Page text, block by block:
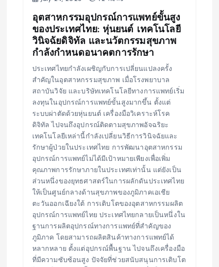
อุตสาหกรรมอุปกรณ์การแพทย์ขั้นสูง
ของประเทศไทย: หุ่นยนต์ เทคโนโลยี
วินิจฉัยดิจิทัล และนวัตกรรมสุขภาพ
กำลังกำหนดอนาคตการรักษา
ประเทศไทยกำลังเผชิญกับการเปลี่ยนแปลงครั้ง
สำคัญในอุตสาหกรรมสุขภาพ เมื่อโรงพยาบาล
สถาบันวิจัย และบริษัทเทคโนโลยีทางการแพทย์เริ่ม
ลงทุนในอุปกรณ์การแพทย์ขั้นสูงมากขึ้น ตั้งแต่
ระบบผ่าตัดด้วยหุ่นยนต์ เครื่องมือวิเคราะห์โรค
ดิจิทัล ไปจนถึงอุปกรณ์ติดตามสุขภาพอัจฉริยะ
เทคโนโลยีเหล่านี้กำลังเปลี่ยนวิธีการวินิจฉัยและ
รักษาผู้ป่วยในประเทศไทย การพัฒนาอุตสาหกรรม
อุปกรณ์การแพทย์ไม่ได้มีเป้าหมายเพียงเพื่อเพิ่ม
คุณภาพการรักษาภายในประเทศเท่านั้น แต่ยังเป็น
ส่วนหนึ่งของยุทธศาสตร์ในการผลักดันประเทศไทย
ให้เป็นศูนย์กลางด้านสุขภาพของภูมิภาคเอเชีย
ตะวันออกเฉียงใต้ การเติบโตของอุตสาหกรรมผลิต
อุปกรณ์การแพทย์ไทย ประเทศไทยกลายเป็นหนึ่งใน
ฐานการผลิตอุปกรณ์ทางการแพทย์ที่สำคัญของ
ภูมิภาค โดยสามารถผลิตสินค้าทางการแพทย์ได้
หลากหลาย ตั้งแต่อุปกรณ์พื้นฐาน ไปจนถึงเครื่องมือ
ที่มีความซับซ้อนสูง ปัจจัยที่ช่วยสนับสนุนการเติบโต